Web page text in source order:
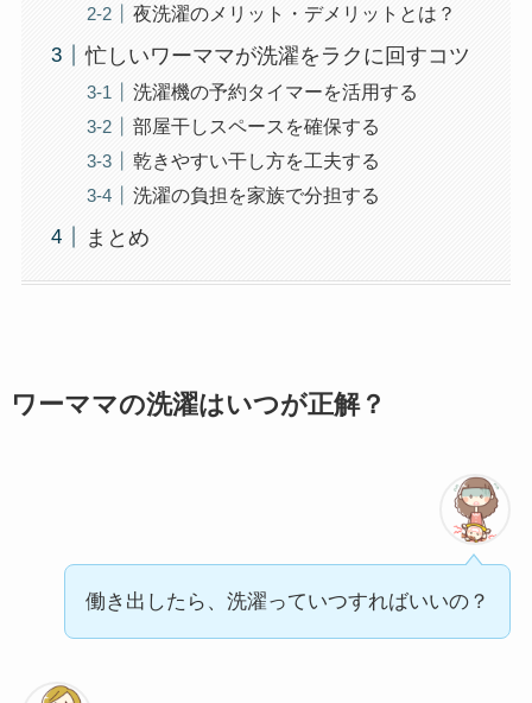
夜洗濯のメリット・デメリットとは？
忙しいワーママが洗濯をラクに回すコツ
洗濯機の予約タイマーを活用する
部屋干しスペースを確保する
乾きやすい干し方を工夫する
洗濯の負担を家族で分担する
まとめ
ワーママの洗濯はいつが正解？
働き出したら、洗濯っていつすればいいの？